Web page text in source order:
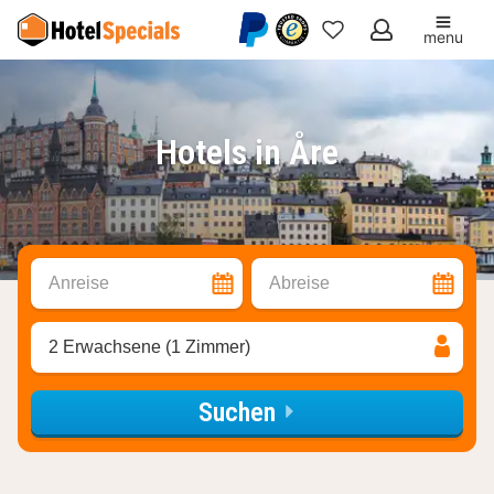
Meine
menu
Hotels in Åre
Anreise Abreise
2 Erwachsene (1 Zimmer)
Suchen